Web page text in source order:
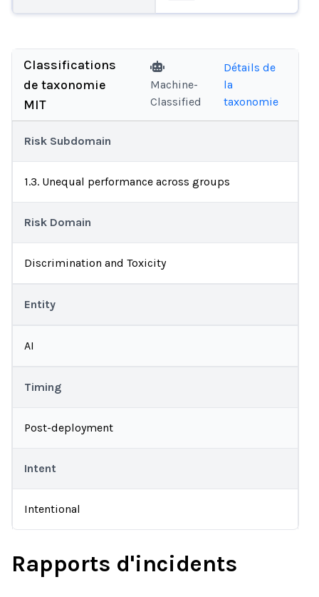
Classifications
de taxonomie
MIT
Machine-
Classified
Détails de
la
taxonomie
Risk Subdomain
1.3. Unequal performance across groups
Risk Domain
Discrimination and Toxicity
Entity
AI
Timing
Post-deployment
Intent
Intentional
Rapports d'incidents